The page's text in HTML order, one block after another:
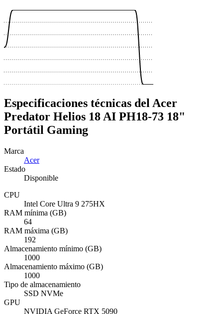
Especificaciones técnicas del Acer
Predator Helios 18 AI PH18-73 18"
Portátil Gaming
Marca
Acer
Estado
Disponible
CPU
Intel Core Ultra 9 275HX
RAM mínima (GB)
64
RAM máxima (GB)
192
Almacenamiento mínimo (GB)
1000
Almacenamiento máximo (GB)
1000
Tipo de almacenamiento
SSD NVMe
GPU
NVIDIA GeForce RTX 5090